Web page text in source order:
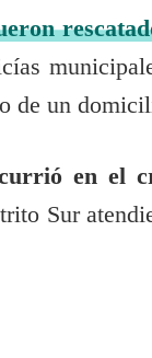
de un
en el
Sur